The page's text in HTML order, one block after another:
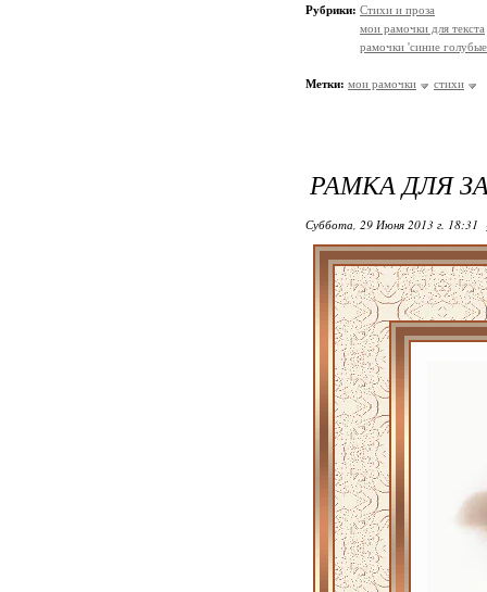
Рубрики: Стихи и проза
мои рамочки для текста
рамочки 'синие
Метки: мои рамочки стихи
РАМКА ДЛЯ
Суббота, 29 Июня 2013 г. 18:31